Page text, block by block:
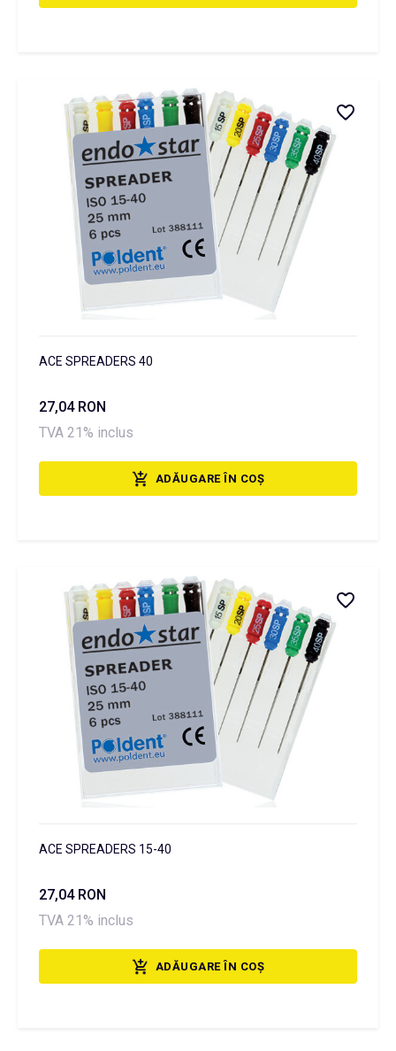
ACE SPREADERS 40
27,04 RON
TVA 21% inclus
ADĂUGARE ÎN COȘ
ACE SPREADERS 15-40
27,04 RON
TVA 21% inclus
ADĂUGARE ÎN COȘ